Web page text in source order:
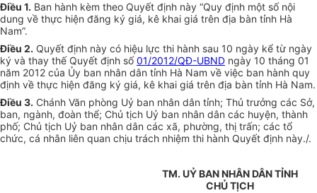
Điều 1. Ban hành kèm theo Quyết định này “Quy định một số nội
dung về thực hiện đăng ký giá, kê khai giá trên địa bàn tỉnh Hà
Nam”.
Điều 2. Quyết định này có hiệu lực thi hành sau 10 ngày kể từ ngày
ký và thay thế Quyết định số01/2012/QĐ-UBND ngày 10 tháng 01
năm 2012 của Ủy ban nhân dân tỉnh Hà Nam về việc ban hành quy
định về thực hiện đăng ký giá, kê khai giá trên địa bàn tỉnh Hà Nam.
Điều 3. Chánh Văn phòng Uỷ ban nhân dân tỉnh; Thủ trưởng các Sở,
ban, ngành, đoàn thể; Chủ tịch Uỷ ban nhân dân các huyện, thành
phố; Chủ tịch Uỷ ban nhân dân các xã, phường, thị trấn; các tổ
chức, cá nhân liên quan chịu trách nhiệm thi hành Quyết định này./.
TM. UỶ BAN NHÂN DÂN TỈNH
CHỦ TỊCH